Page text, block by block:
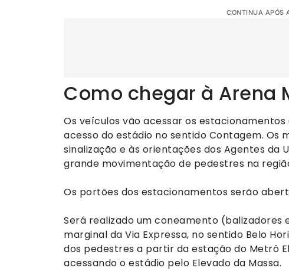
CONTINUA APÓS
Como chegar à Arena
Os veículos vão acessar os
acesso do estádio no sentido Contagem.
sinalização e às orientações dos Agentes da
grande movimentação de pedestres na
Os portões dos estacionamentos serão
Será realizado um coneamento
marginal da Via Expressa, no sentido Belo
dos pedestres a partir da estação do Metrô
acessando o estádio pelo Elevado da Massa.